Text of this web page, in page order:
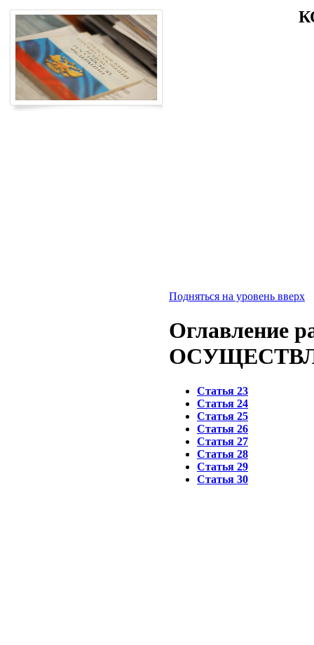
Подняться на уровень вверх
Оглавление
Статья 23
Статья 24
Статья 25
Статья 26
Статья 27
Статья 28
Статья 29
Статья 30